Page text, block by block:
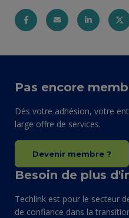
Pas encore
Dès votre adhésion, votre
large offre de services.
Devenir membre ?
Besoin de plus
Techlink est pour le secteur
de confiance dans la